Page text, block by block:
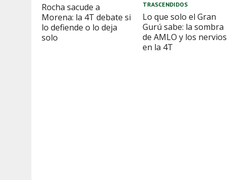
Rocha sacude a
Morena: la 4T debate si
lo defiende o lo deja
solo
TRASCENDIDOS
Lo que solo el Gran
Gurú sabe: la sombra
de AMLO y los nervios
en la 4T